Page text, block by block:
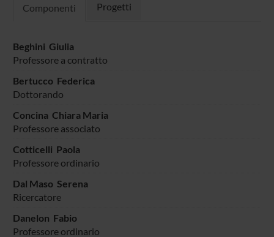
Componenti Progetti
Beghini Giulia
Professore a contratto
Bertucco Federica
Dottorando
Concina Chiara Maria
Professore associato
Cotticelli Paola
Professore ordinario
Dal Maso Serena
Ricercatore
Danelon Fabio
Professore ordinario